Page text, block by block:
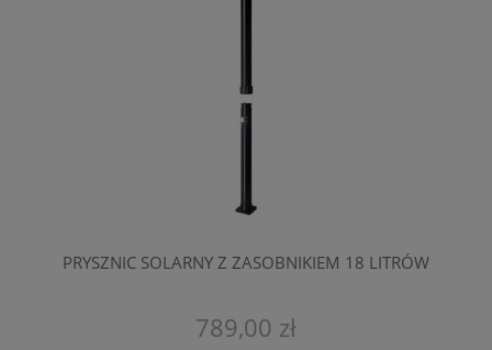
PRYSZNIC SOLARNY Z ZASOBNIKIEM 18 LITRÓW
789,00 zł